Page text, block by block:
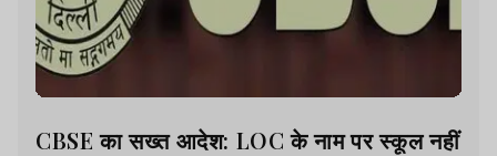
CBSE का सख्त आदेश: LOC के नाम पर स्कूल नहीं